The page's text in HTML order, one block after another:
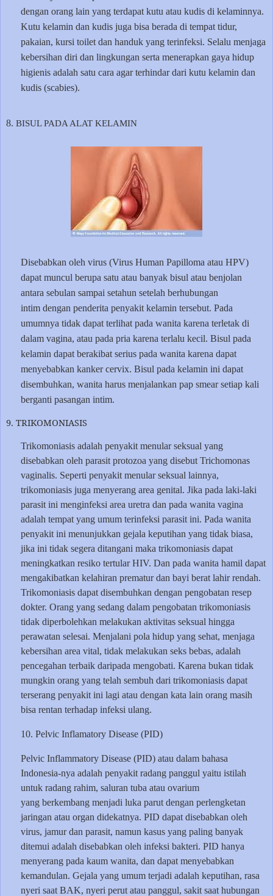
dengan orang lain yang terdapat kutu atau kudis di kelaminnya.
Kutu kelamin dan kudis juga bisa berada di tempat tidur,
pakaian, kursi toilet dan handuk yang terinfeksi. Selalu menjaga
kebersihan diri dan lingkungan serta menerapkan gaya hidup
higienis adalah satu cara agar terhindar dari kutu kelamin dan
kudis (scabies).
8. BISUL PADA ALAT KELAMIN
Disebabkan oleh virus (Virus Human Papilloma atau HPV)
dapat muncul berupa satu atau banyak bisul atau benjolan
antara sebulan sampai setahun setelah berhubungan
intim dengan penderita penyakit kelamin tersebut. Pada
umumnya tidak dapat terlihat pada wanita karena terletak di
dalam vagina, atau pada pria karena terlalu kecil. Bisul pada
kelamin dapat berakibat serius pada wanita karena dapat
menyebabkan kanker cervix. Bisul pada kelamin ini dapat
disembuhkan, wanita harus menjalankan pap smear setiap kali
berganti pasangan intim.
9. TRIKOMONIASIS
Trikomoniasis adalah penyakit menular seksual yang
disebabkan oleh parasit protozoa yang disebut Trichomonas
vaginalis. Seperti penyakit menular seksual lainnya,
trikomoniasis juga menyerang area genital. Jika pada laki-laki
parasit ini menginfeksi area uretra dan pada wanita vagina
adalah tempat yang umum terinfeksi parasit ini. Pada wanita
penyakit ini menunjukkan gejala keputihan yang tidak biasa,
jika ini tidak segera ditangani maka trikomoniasis dapat
meningkatkan resiko tertular HIV. Dan pada wanita hamil dapat
mengakibatkan kelahiran prematur dan bayi berat lahir rendah.
Trikomoniasis dapat disembuhkan dengan pengobatan resep
dokter. Orang yang sedang dalam pengobatan trikomoniasis
tidak diperbolehkan melakukan aktivitas seksual hingga
perawatan selesai. Menjalani pola hidup yang sehat, menjaga
kebersihan area vital, tidak melakukan seks bebas, adalah
pencegahan terbaik daripada mengobati. Karena bukan tidak
mungkin orang yang telah sembuh dari trikomoniasis dapat
terserang penyakit ini lagi atau dengan kata lain orang masih
bisa rentan terhadap infeksi ulang.
10. Pelvic Inflamatory Disease (PID)
Pelvic Inflammatory Disease (PID) atau dalam bahasa
Indonesia-nya adalah penyakit radang panggul yaitu istilah
untuk radang rahim, saluran tuba atau ovarium
yang berkembang menjadi luka parut dengan perlengketan
jaringan atau organ didekatnya. PID dapat disebabkan oleh
virus, jamur dan parasit, namun kasus yang paling banyak
ditemui adalah disebabkan oleh infeksi bakteri. PID hanya
menyerang pada kaum wanita, dan dapat menyebabkan
kemandulan. Gejala yang umum terjadi adalah keputihan, rasa
nyeri saat BAK, nyeri perut atau panggul, sakit saat hubungan